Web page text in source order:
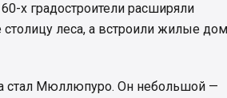
х градостроители расширяли
леса, а встроили жилые
стал Мюллюпуро. Он небольшой —